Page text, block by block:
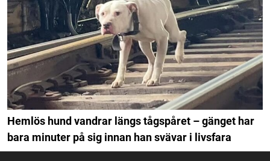
Hemlös hund vandrar längs tågspåret – gänget har
bara minuter på sig innan han svävar i livsfara